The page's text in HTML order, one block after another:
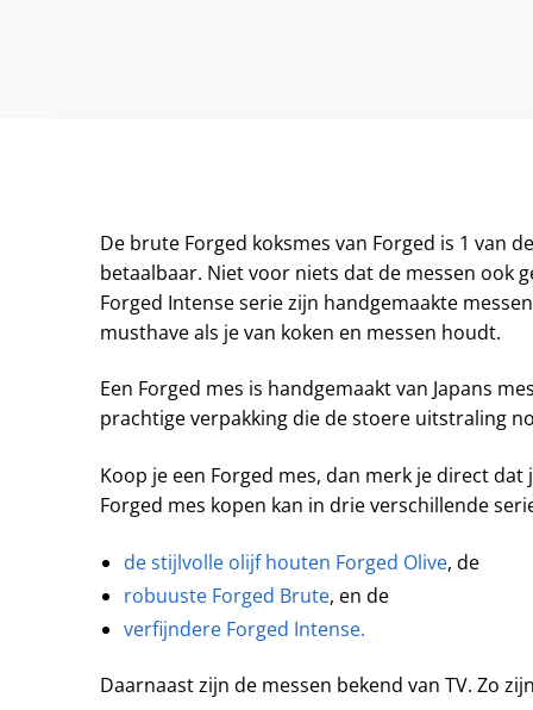
De brute Forged koksmes van Forged is 1 van
betaalbaar. Niet voor niets dat de messen ook
Forged Intense serie zijn handgemaakte
musthave als je van koken en messen houdt.
Een Forged mes is handgemaakt van Japans
prachtige verpakking die de stoere uitstraling
Koop je een Forged mes, dan merk je direct
Forged mes kopen kan in drie verschillende
de stijlvolle olijf houten Forged Olive, de
robuuste Forged Brute, en de
verfijndere Forged Intense.
Daarnaast zijn de messen bekend van TV. Zo